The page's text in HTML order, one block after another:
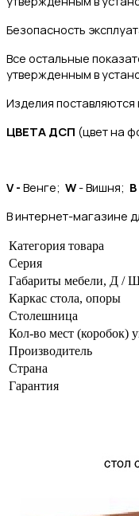
Безопасность
Все остальные
утвержденным в
Изделия
ЦВЕТА ДСП (цвет на
V - Венге; W- Вишня; B
В интернет-магазине
Категория товара
Серия
Габариты мебели, Д /
Каркас стола, опоры
Столешница
Кол-во мест (коробок)
Производитель
Страна
Гарантия